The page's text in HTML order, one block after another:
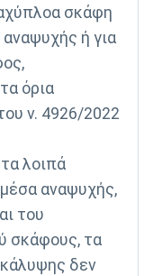
σκάφη
ή για
όρια
ν. 4926/2022
λοιπά
αναψυχής,
του
σκάφους, τα
δεν